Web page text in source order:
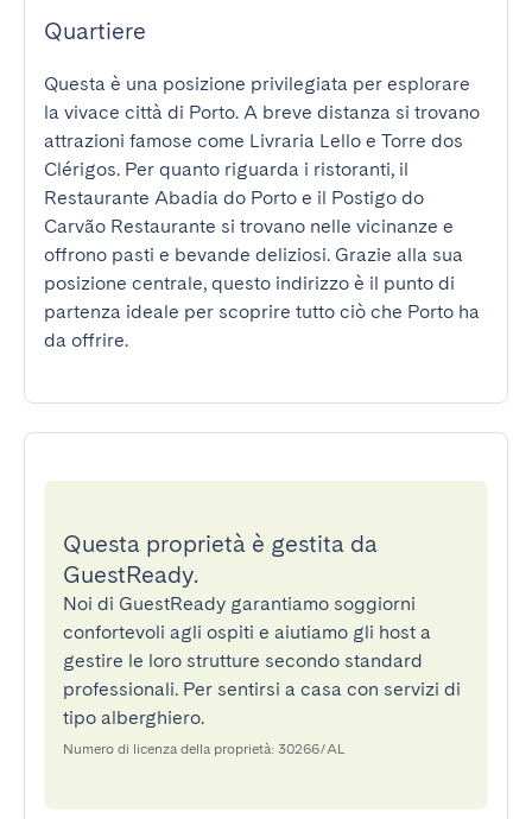
Quartiere
Questa è una posizione privilegiata per esplorare
la vivace città di Porto. A breve distanza si trovano
attrazioni famose come Livraria Lello e Torre dos
Clérigos. Per quanto riguarda i ristoranti, il
Restaurante Abadia do Porto e il Postigo do
Carvão Restaurante si trovano nelle vicinanze e
offrono pasti e bevande deliziosi. Grazie alla sua
posizione centrale, questo indirizzo è il punto di
partenza ideale per scoprire tutto ciò che Porto ha
da offrire.
Questa proprietà è gestita da
GuestReady.
Noi di GuestReady garantiamo soggiorni
confortevoli agli ospiti e aiutiamo gli host a
gestire le loro strutture secondo standard
professionali. Per sentirsi a casa con servizi di
tipo alberghiero.
Numero di licenza della proprietà: 30266/AL